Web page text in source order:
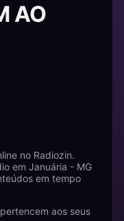
AO
no Radiozin.
em Januária - MG
em tempo
aos seus